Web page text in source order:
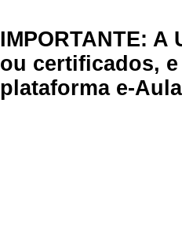
IMPORTANTE:
ou certificados,
plataforma e-